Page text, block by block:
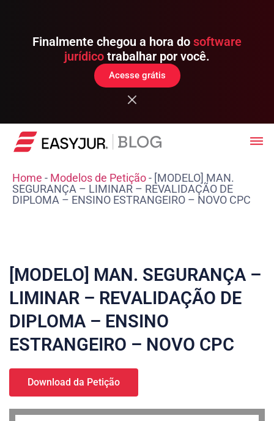
Finalmente chegou a hora do software
jurídico trabalhar por você.
Acesse grátis
Home - Modelos de Petição- [MODELO] MAN.
SEGURANÇA – LIMINAR – REVALIDAÇÃO DE
DIPLOMA – ENSINO ESTRANGEIRO – NOVO CPC
[MODELO] MAN. SEGURANÇA –
LIMINAR – REVALIDAÇÃO DE
DIPLOMA – ENSINO
ESTRANGEIRO – NOVO CPC
Download da Petição